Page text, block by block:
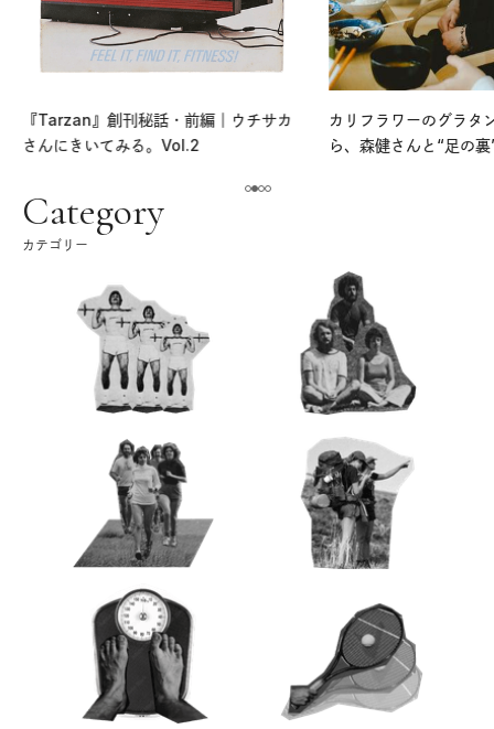
『Tarzan』創刊秘話・前編｜ウチサカ
さんにきいてみる。Vol.2
カリフラワーのグラタ
ら、森健さんと“足の
Category
カテゴリー